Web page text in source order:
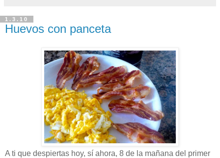
1.3.10
Huevos con panceta
A ti que despiertas hoy, sí ahora, 8 de la mañana del primer